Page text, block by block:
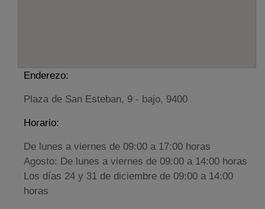
Enderezo:
Plaza de San Esteban, 9 - bajo, 9400
Horario:
De lunes a viernes de 09:00 a 17:00 horas
Agosto: De lunes a viernes de 09:00 a 14:00 horas
Los días 24 y 31 de diciembre de 09:00 a 14:00
horas